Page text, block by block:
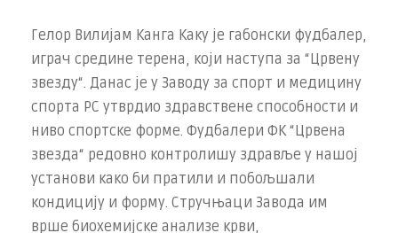
Гелор Вилијам Канга Каку је габонски фудбалер,
играч средине терена, који наступа за “Црвену
звезду“. Данас је у Заводу за спорт и медицину
спорта РС утврдио здравствене способности и
ниво спортске форме. Фудбалери ФК “Црвена
звезда“ редовно контролишу здравље у нашој
установи како би пратили и побољшали
кондицију и форму. Стручњаци Завода им
врше биохемијске анализе крви,